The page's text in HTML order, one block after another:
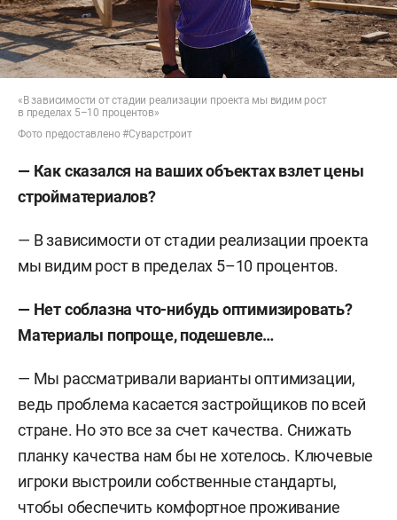
«В зависимости от стадии реализации проекта мы видим рост
в пределах 5–10 процентов»
Фото предоставлено #Суварстроит
— Как сказался на ваших объектах взлет цены
стройматериалов?
— В зависимости от стадии реализации проекта
мы видим рост в пределах 5–10 процентов.
— Нет соблазна что-нибудь оптимизировать?
Материалы попроще, подешевле…
— Мы рассматривали варианты оптимизации,
ведь проблема касается застройщиков по всей
стране. Но это все за счет качества. Снижать
планку качества нам бы не хотелось. Ключевые
игроки выстроили собственные стандарты,
чтобы обеспечить комфортное проживание